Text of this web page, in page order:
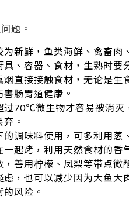
题。
为新鲜，鱼类海鲜、禽畜肉
、容器、食材，生熟时要
烟直接接触食材，无论是生
肠胃道健康。
过70℃微生物才容易被消灭
。
的调味料使用，可多利用葱
起烤，利用天然食材的香
善用柠檬、凤梨等带点微
，也可以减少因为大鱼大
风险。